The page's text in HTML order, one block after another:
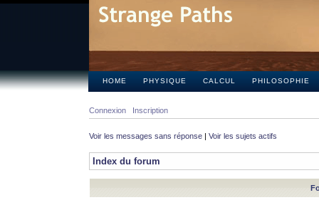
HOME PHYSIQUE CALCUL PHILOSOPHIE
Connexion Inscription
Voir les messages sans réponse | Voir les sujets actifs
Index du forum